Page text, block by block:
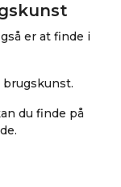
er at finde i
du finde på